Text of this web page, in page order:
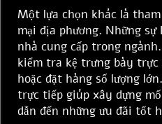
Một lựa chọn khác là
mại địa phương. Những
nhà cung cấp trong
kiểm tra kệ trưng bày trực
hoặc đặt hàng số lượng
trực tiếp giúp xây dựng
dẫn đến những ưu đãi tốt